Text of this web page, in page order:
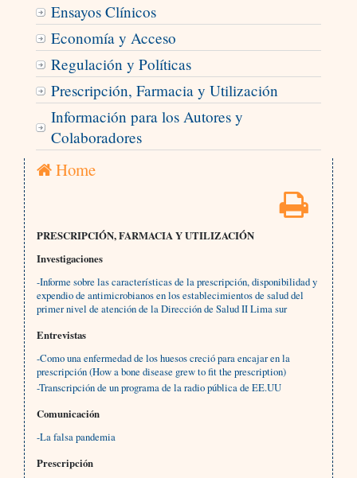
Ensayos Clínicos
Economía y Acceso
Regulación y Políticas
Prescripción, Farmacia y Utilización
Información para los Autores y
Colaboradores
Home
PRESCRIPCIÓN, FARMACIA Y UTILIZACIÓN
Investigaciones
-Informe sobre las características de la prescripción, disponibilidad y
expendio de antimicrobianos en los establecimientos de salud del
primer nivel de atención de la Dirección de Salud II Lima sur
Entrevistas
-Como una enfermedad de los huesos creció para encajar en la
prescripción (How a bone disease grew to fit the prescription)
-Transcripción de un programa de la radio pública de EE.UU
Comunicación
-La falsa pandemia
Prescripción